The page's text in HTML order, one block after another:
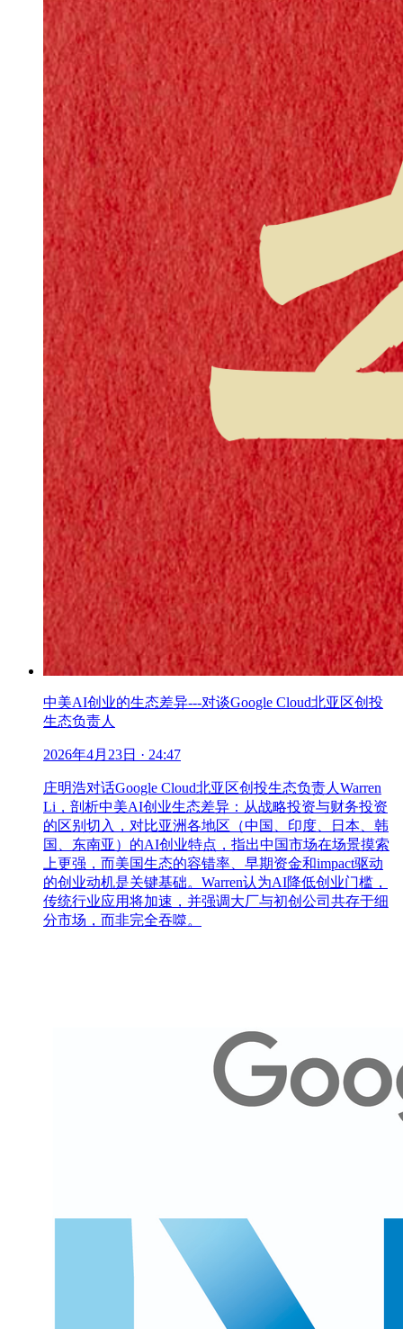
中美AI创业的生态差异---对谈Google Cloud北亚区创投
生态负责人
2026年4月23日 · 24:47
庄明浩对话Google Cloud北亚区创投生态负责人Warren
Li，剖析中美AI创业生态差异：从战略投资与财务投资
的区别切入，对比亚洲各地区（中国、印度、日本、韩
国、东南亚）的AI创业特点，指出中国市场在场景摸索
上更强，而美国生态的容错率、早期资金和impact驱动
的创业动机是关键基础。Warren认为AI降低创业门槛，
传统行业应用将加速，并强调大厂与初创公司共存于细
分市场，而非完全吞噬。